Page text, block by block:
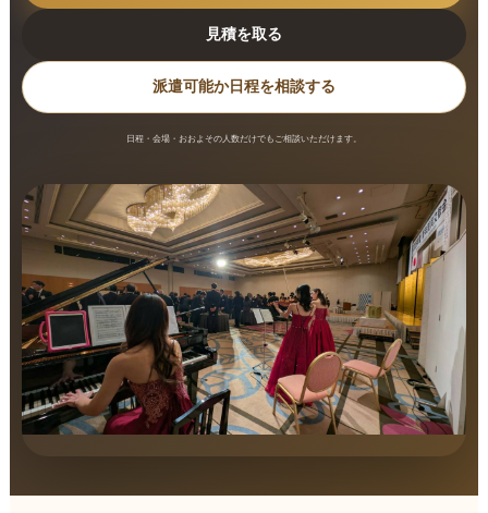
見積を取る
派遣可能か日程を相談する
日程・会場・おおよその人数だけでもご相談いただけます。